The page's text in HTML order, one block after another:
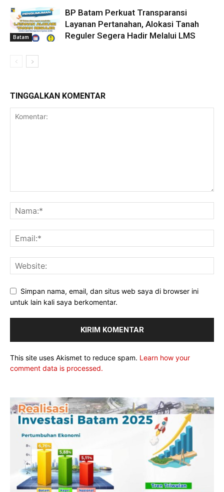
Batam
BP Batam Perkuat Transparansi
Layanan Pertanahan, Alokasi Tanah
Reguler Segera Hadir Melalui LMS
TINGGALKAN KOMENTAR
Simpan nama, email, dan situs web saya di browser ini
untuk lain kali saya berkomentar.
This site uses Akismet to reduce spam. Learn how your
comment data is processed.